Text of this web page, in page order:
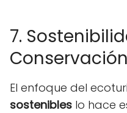
7.
Conservación
El enfoque del
sostenibles lo hace